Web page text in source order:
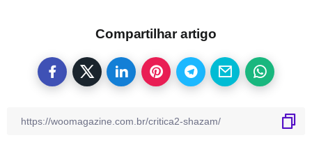
Compartilhar artigo